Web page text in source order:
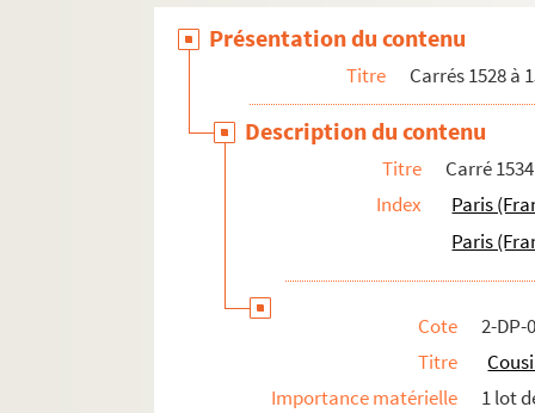
Présentation du contenu
Titre Carrés 1528 à
Description du contenu
Titre
Carré 1534
Index
Paris
Paris
Cote
2-DP-
Titre
Importance matérielle
1 lot